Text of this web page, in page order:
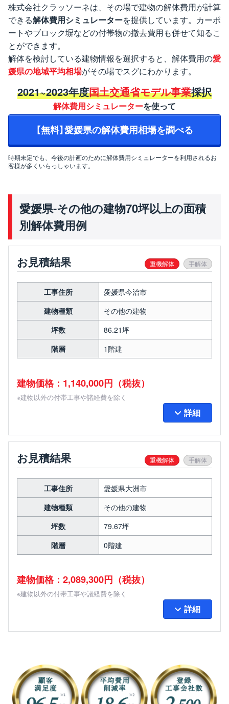
株式会社クラッソーネは、その場で建物の解体費用が計算
できる解体費用シミュレーターを提供しています。カーポ
ートやブロック塀などの付帯物の撤去費用も併せて知るこ
とができます。
解体を検討している建物情報を選択すると、解体費用の愛
媛県の地域平均相場がその場でスグにわかります。
2021~2023年度国土交通省モデル事業採択
解体費用シミュレーターを使って
【無料】愛媛県の解体費用相場を調べる
時期未定でも、今後の計画のために解体費用シミュレーターを利用されるお
客様が多くいらっしゃいます。
愛媛県-その他の建物70坪以上の面積
別解体費用例
お見積結果 重機解体 手解体
工事住所
愛媛県今治市
建物種類
その他の建物
坪数
86.21坪
階層
1階建
建物価格：1,140,000円（税抜）
※建物以外の付帯工事や諸経費を除く
詳細
お見積結果 重機解体 手解体
工事住所
愛媛県大洲市
建物種類
その他の建物
坪数
79.67坪
階層
0階建
建物価格：2,089,300円（税抜）
※建物以外の付帯工事や諸経費を除く
詳細